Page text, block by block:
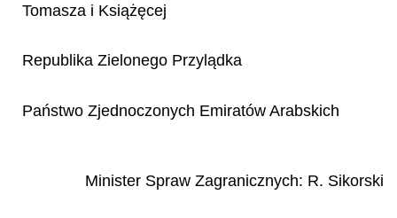
Tomasza i Książęcej
Republika Zielonego Przylądka
Państwo Zjednoczonych Emiratów Arabskich
Minister Spraw Zagranicznych: R. Sikorski